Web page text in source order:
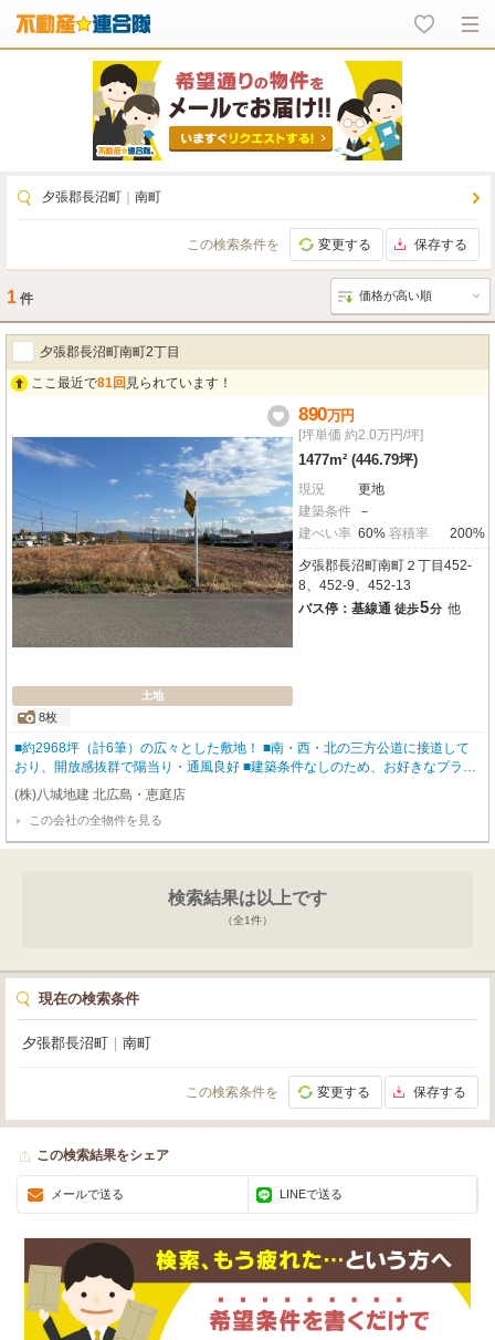
夕張郡長沼町 南町
この検索条件を 変更する 保存する
1 件
夕張郡長沼町南町2丁目
ここ最近で81回 見られています！
土地
8枚
890万円
[坪単価 約2.0万円/坪]
1477m² (446.79坪)
現況
更地
建築条件
－
建ぺい率 60% 容積率 200%
夕張郡長沼町南町２丁目452-
8、452-9、452-13
バス停：基線通 徒歩5分 他
■約2968坪（計6筆）の広々とした敷地！ ■南・西・北の三方公道に接道して
おり、開放感抜群で陽当り・通風良好 ■建築条件なしのため、お好きなプラン
で建築可能 ■分筆販売のご相談も可能！ ■長沼町総合公園まで徒歩約3分で自
然を感じられるロケーション ■セブンイレブン徒歩約5分・長沼郵便局徒歩約8
分で生活利便性◎ ■JR北海道バス「基線通」停まで徒歩約5分→ 乗車約28分で
JR千歳線「北広島」駅へアクセス可能 ・地目：田、宅地、雑種地 ・法令その
(株)八城地建 北広島・恵庭店
この会社の全物件を見る
検索結果は以上です
（全1件）
現在の検索条件
夕張郡長沼町 南町
この検索条件を 変更する 保存する
この検索結果をシェア
メールで送る LINEで送る